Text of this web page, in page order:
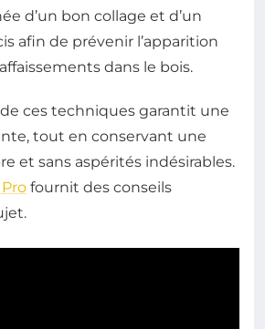
d’un bon collage et d’un
afin de prévenir l’apparition
dans le bois.
ces techniques garantit une
tout en conservant une
et sans aspérités indésirables.
fournit des conseils